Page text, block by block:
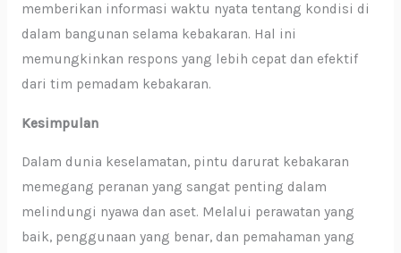
memberikan informasi waktu nyata tentang kondisi di
dalam bangunan selama kebakaran. Hal ini
memungkinkan respons yang lebih cepat dan efektif
dari tim pemadam kebakaran.
Kesimpulan
Dalam dunia keselamatan, pintu darurat kebakaran
memegang peranan yang sangat penting dalam
melindungi nyawa dan aset. Melalui perawatan yang
baik, penggunaan yang benar, dan pemahaman yang